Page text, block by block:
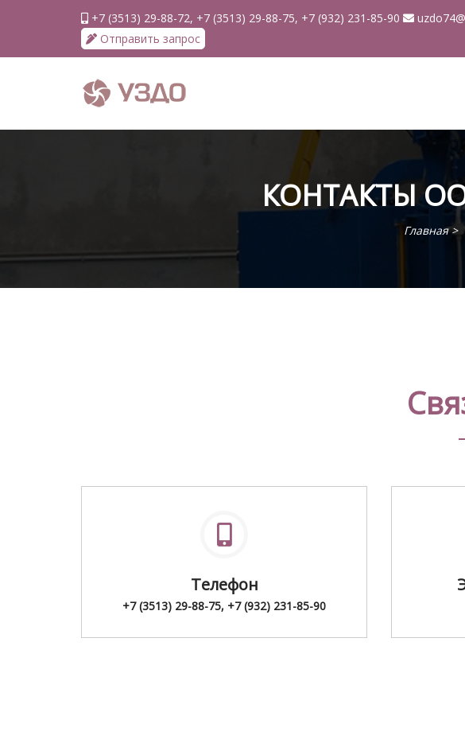
+7 (3513) 29-88-72, +7 (3513) 29-88-75, +7 (932) 231-85-90
Отправить запрос
КОНТАКТЫ
Главная
Телефон
+7 (3513) 29-88-75, +7 (932) 231-85-90